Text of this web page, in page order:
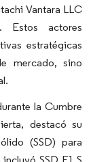
Vantara LLC
Estos actores
estratégicas
mercado, sino
la Cumbre
destacó su
(SSD) para